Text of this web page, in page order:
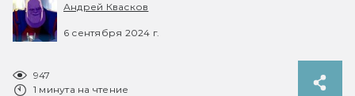
Андрей Квасков
6 сентября 2024 г.
947
1 минута на чтение